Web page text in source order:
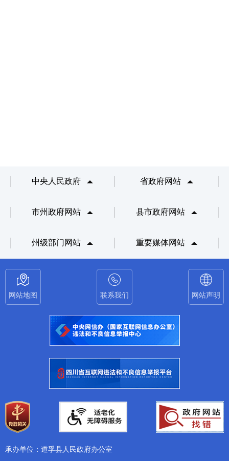
中央人民政府 省政府网站
市州政府网站 县市政府网站
州级部门网站 重要媒体网站
网站地图 联系我们 网站声明
承办单位：道孚县人民政府办公室